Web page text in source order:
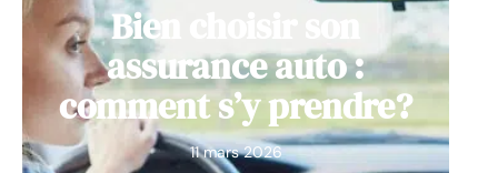
Bien choisir son
assurance auto :
comment s’y prendre?
11 mars 2026